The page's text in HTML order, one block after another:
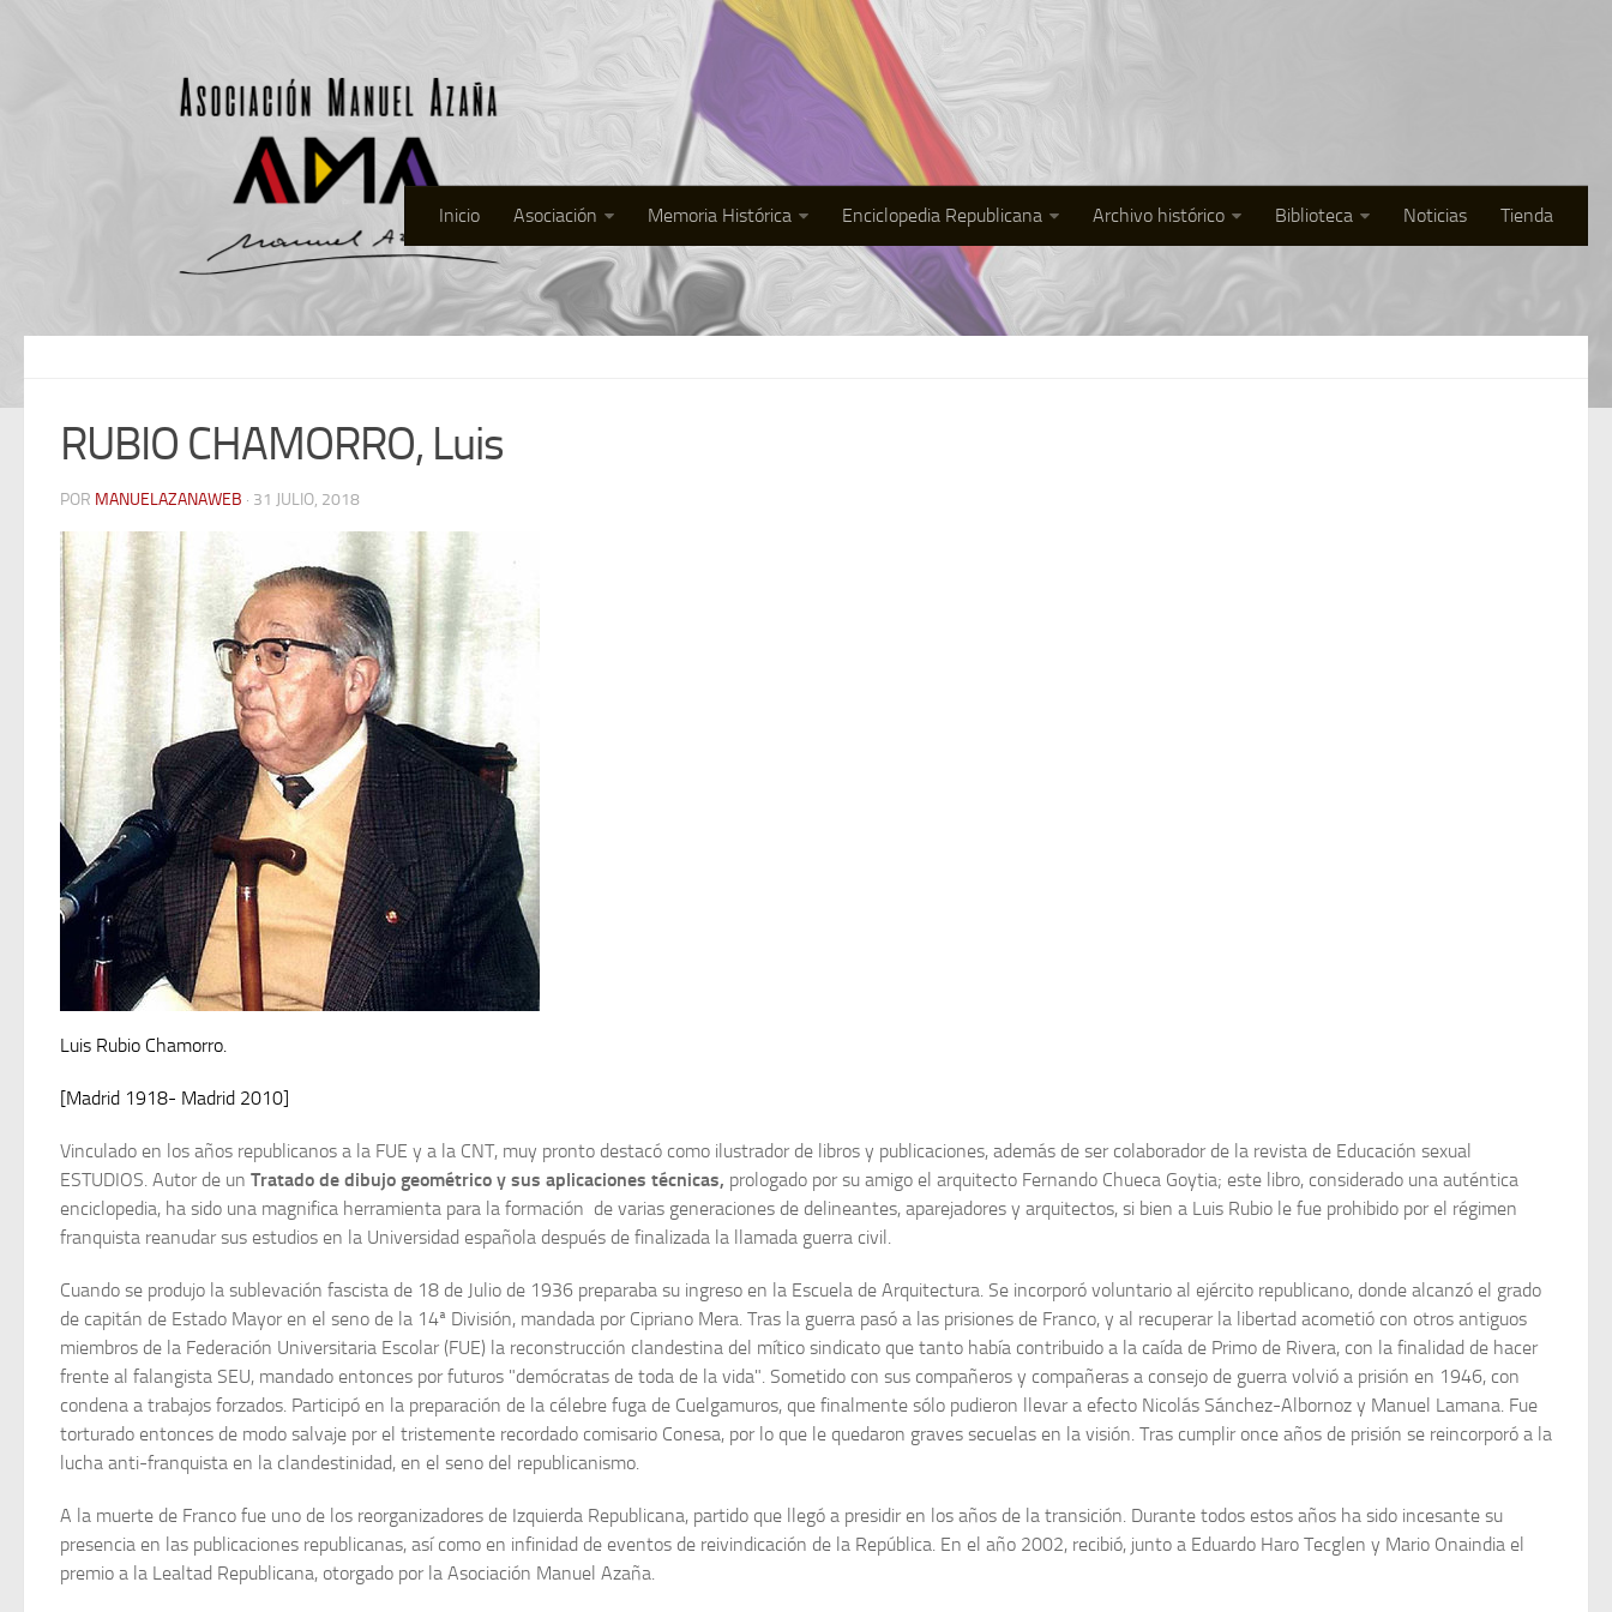
Inicio Asociación Memoria Histórica Enciclopedia Republicana Archivo histórico Biblioteca Noticias Tienda
RUBIO CHAMORRO, Luis
POR MANUELAZANAWEB · 31 JULIO, 2018
Luis Rubio Chamorro.
[Madrid 1918- Madrid 2010]
Vinculado en los años republicanos a la FUE y a la CNT, muy pronto destacó como ilustrador de libros y publicaciones, además de ser colaborador de la revista de Educación sexual
ESTUDIOS. Autor de un Tratado de dibujo geométrico y sus aplicaciones técnicas, prologado por su amigo el arquitecto Fernando Chueca Goytia; este libro, considerado una auténtica
enciclopedia, ha sido una magnifica herramienta para la formación de varias generaciones de delineantes, aparejadores y arquitectos, si bien a Luis Rubio le fue prohibido por el régimen
franquista reanudar sus estudios en la Universidad española después de finalizada la llamada guerra civil.
Cuando se produjo la sublevación fascista de 18 de Julio de 1936 preparaba su ingreso en la Escuela de Arquitectura. Se incorporó voluntario al ejército republicano, donde alcanzó el grado
de capitán de Estado Mayor en el seno de la 14ª División, mandada por Cipriano Mera. Tras la guerra pasó a las prisiones de Franco, y al recuperar la libertad acometió con otros antiguos
miembros de la Federación Universitaria Escolar (FUE) la reconstrucción clandestina del mítico sindicato que tanto había contribuido a la caída de Primo de Rivera, con la finalidad de hacer
frente al falangista SEU, mandado entonces por futuros "demócratas de toda de la vida". Sometido con sus compañeros y compañeras a consejo de guerra volvió a prisión en 1946, con
condena a trabajos forzados. Participó en la preparación de la célebre fuga de Cuelgamuros, que finalmente sólo pudieron llevar a efecto Nicolás Sánchez-Albornoz y Manuel Lamana. Fue
torturado entonces de modo salvaje por el tristemente recordado comisario Conesa, por lo que le quedaron graves secuelas en la visión. Tras cumplir once años de prisión se reincorporó a la
lucha anti-franquista en la clandestinidad, en el seno del republicanismo.
A la muerte de Franco fue uno de los reorganizadores de Izquierda Republicana, partido que llegó a presidir en los años de la transición. Durante todos estos años ha sido incesante su
presencia en las publicaciones republicanas, así como en infinidad de eventos de reivindicación de la República. En el año 2002, recibió, junto a Eduardo Haro Tecglen y Mario Onaindia el
premio a la Lealtad Republicana, otorgado por la Asociación Manuel Azaña.